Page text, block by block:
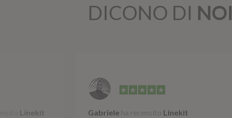
DICONO DI NOI
Linekit Gabriele ha recensito Linekit